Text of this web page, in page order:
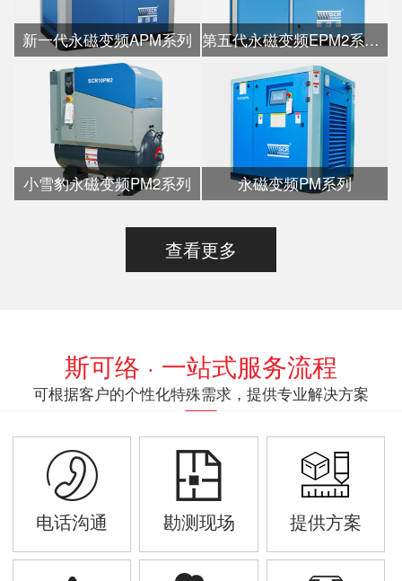
新一代永磁变频APM系列 第五代永磁变频EPM2系列水冷
小雪豹永磁变频PM2系列 永磁变频PM系列
查看更多
斯可络 · 一站式服务流程
可根据客户的个性化特殊需求，提供专业解决方案
电话沟通 勘测现场 提供方案